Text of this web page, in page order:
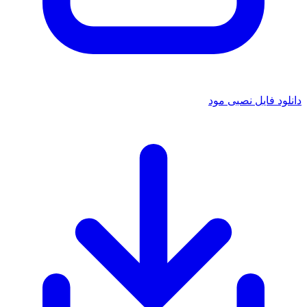
فایل نصبی مود